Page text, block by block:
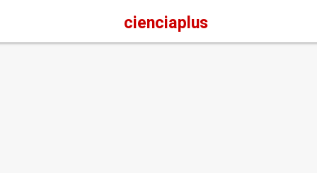
cienciaplus